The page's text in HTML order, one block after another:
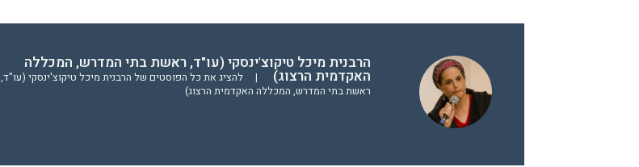
הרבנית מיכל טיקוצ'ינסקי (עו"ד, ראשת בתי המדרש, המכללה
האקדמית הרצוג) |
להציג את כל הפוסטים של הרבנית מיכל טיקוצ'ינסקי (עו"ד,
ראשת בתי המדרש, המכללה האקדמית הרצוג)